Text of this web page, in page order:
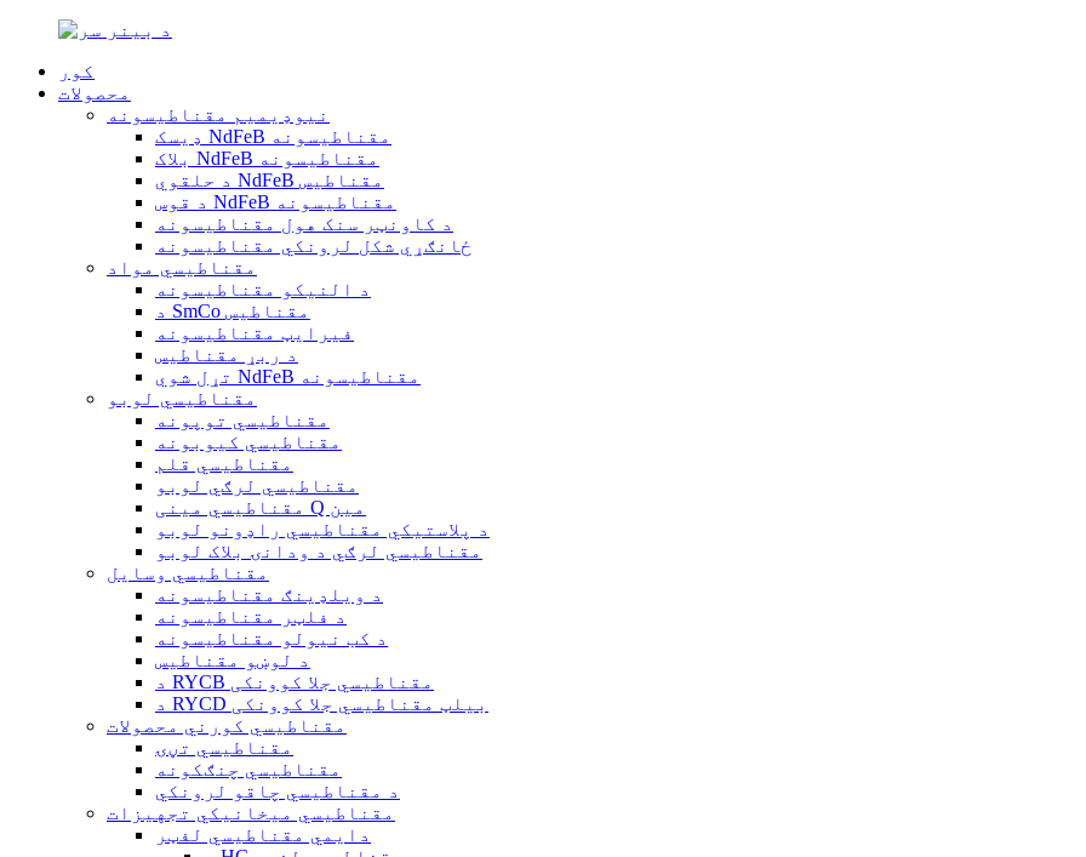
کور
محصولات
نیوډیمیم مقناطیسونه
ډیسک NdFeB مقناطیسونه
بلاک NdFeB مقناطیسونه
د حلقوي NdFeB مقناطیس
د قوس NdFeB مقناطیسونه
د کاونټر سنک هول مقناطیسونه
ځانګړي شکل لرونکي مقناطیسونه
مقناطیسي مواد
د النیکو مقناطیسونه
د SmCo مقناطیس
فیرایټ مقناطیسونه
د ربړ مقناطیس
تړل شوي NdFeB مقناطیسونه
مقناطیسي لوبو
مقناطیسي توپونه
مقناطیسي کیوبونه
مقناطیسي قلم
مقناطیسي لرګي لوبو
مقناطیسي مینی Q مین
د پلاستيکي مقناطیسي راډونو لوبو
مقناطیسي لرګي د ودانۍ بلاک لوبو
مقناطیسي وسایل
د ویلډینګ مقناطیسونه
د فلټر مقناطیسونه
د کب نیولو مقناطیسونه
د لوښو مقناطیس
د RYCB مقناطیسي جلا کوونکی
د RYCD بیلټ مقناطیسي جلا کوونکی
مقناطیسي کورني محصولات
مقناطیسي تڼۍ
مقناطیسي چنګکونه
د مقناطیسي چاقو لرونکي
مقناطیسي میخانیکي تجهیزات
دایمي مقناطیسي لفټر